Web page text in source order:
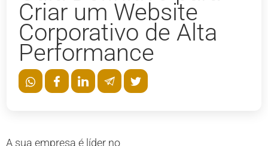
Criar um Website
Corporativo de Alta
Performance
A sua empresa é líder no